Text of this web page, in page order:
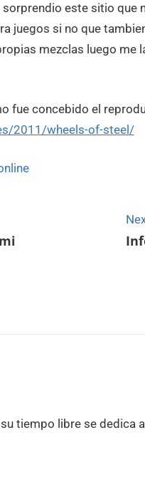
sorprendio este sitio que
juegos si no que
mezclas luego me
fue concebido el
2011/wheels-of-steel/
tiempo libre se dedica